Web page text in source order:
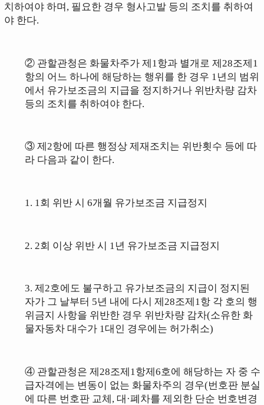
치하여야 하며, 필요한 경우 형사고발 등의 조치를 취하여
야 한다.
② 관할관청은 화물차주가 제1항과 별개로 제28조제1
항의 어느 하나에 해당하는 행위를 한 경우 1년의 범위
에서 유가보조금의 지급을 정지하거나 위반차량 감차
등의 조치를 취하여야 한다.
③ 제2항에 따른 행정상 제재조치는 위반횟수 등에 따
라 다음과 같이 한다.
1. 1회 위반 시 6개월 유가보조금 지급정지
2. 2회 이상위반 시 1년 유가보조금 지급정지
3. 제2호에도 불구하고 유가보조금의 지급이 정지된
자가 그 날부터 5년 내에 다시 제28조제1항 각 호의 행
위금지 사항을 위반한 경우 위반차량 감차(소유한 화
물자동차 대수가 1대인 경우에는 허가취소)
④ 관할관청은 제28조제1항제6호에 해당하는 자 중 수
급자격에는 변동이 없는 화물차주의 경우(번호판 분실
에 따른 번호판 교체, 대·폐차를 제외한 단순 번호변경